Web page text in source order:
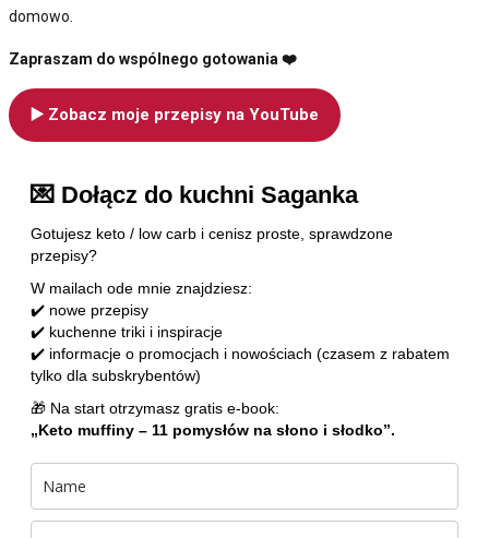
domowo.
Zapraszam do wspólnego gotowania ❤️
▶️ Zobacz moje przepisy na YouTube
💌 Dołącz do kuchni Saganka
Gotujesz keto / low carb i cenisz proste, sprawdzone
przepisy?
W mailach ode mnie znajdziesz:
✔️ nowe przepisy
✔️ kuchenne triki i inspiracje
✔️ informacje o promocjach i nowościach (czasem z rabatem
tylko dla subskrybentów)
🎁 Na start otrzymasz gratis e-book:
„Keto muffiny – 11 pomysłów na słono i słodko”.